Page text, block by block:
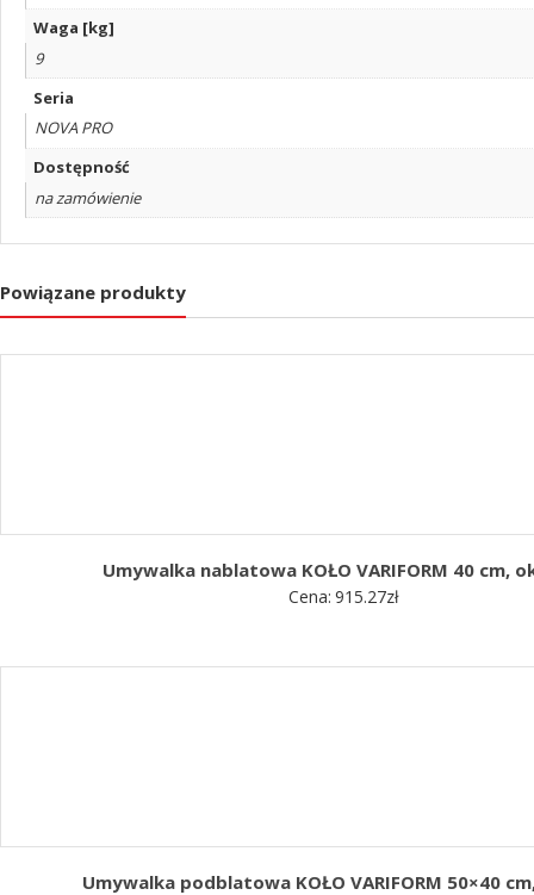
Waga [kg]
9
Seria
NOVA PRO
Dostępność
na zamówienie
Powiązane produkty
Umywalka nablatowa KOŁO VARIFORM 40 cm,
Cena: 915.27zł
Umywalka podblatowa KOŁO VARIFORM 50×40